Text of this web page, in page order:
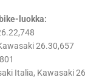
luokka:
26.30,657
Italia, Kawasaki